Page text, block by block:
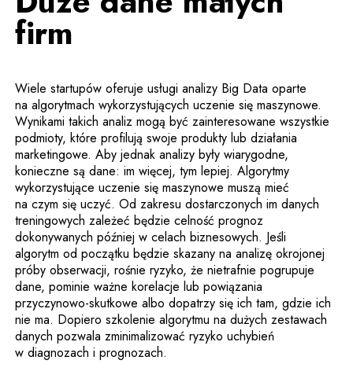
firm
Wiele startupów oferuje usługi analizy Big Data oparte
na algorytmach wykorzystujących uczenie się maszynowe.
Wynikami takich analiz mogą być zainteresowane wszystkie
podmioty, które profilują swoje produkty lub działania
marketingowe. Aby jednak analizy były wiarygodne,
konieczne są dane: im więcej, tym lepiej. Algorytmy
wykorzystujące uczenie się maszynowe muszą mieć
na czym się uczyć. Od zakresu dostarczonych im danych
treningowych zależeć będzie celność prognoz
dokonywanych później w celach biznesowych. Jeśli
algorytm od początku będzie skazany na analizę okrojonej
próby obserwacji, rośnie ryzyko, że nietrafnie pogrupuje
dane, pominie ważne korelacje lub powiązania
przyczynowo-skutkowe albo dopatrzy się ich tam, gdzie ich
nie ma. Dopiero szkolenie algorytmu na dużych zestawach
danych pozwala zminimalizować ryzyko uchybień
w diagnozach i prognozach.